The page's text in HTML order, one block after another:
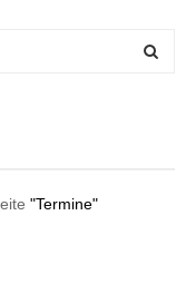
"Termine"